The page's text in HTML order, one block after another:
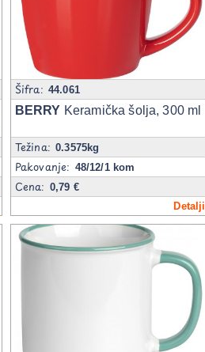
Šifra: 44.061
BERRY Keramička šolja, 300 ml
Težina:0.3575kg
Pakovanje: 48/12/1 kom
Cena: 0,79 €
Detalji